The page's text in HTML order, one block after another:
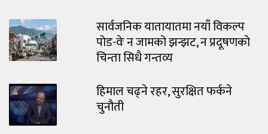
सार्वजनिक यातायातमा नयाँ विकल्प
पोड-वेः न जामको झन्झट, न प्रदूषणको
चिन्ता सिधै गन्तव्य
हिमाल चढ्ने रहर, सुरक्षित फर्कने
चुनौती